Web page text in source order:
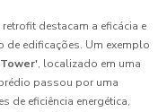
destacam a eficácia e
de edificações. Um exemplo
, localizado em uma
passou por uma
de eficiência energética,